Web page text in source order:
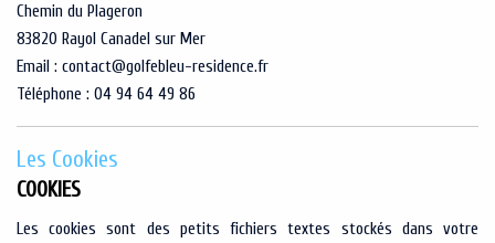
Chemin du Plageron
83820 Rayol Canadel sur Mer
Email : contact@golfebleu-residence.fr
Téléphone : 04 94 64 49 86
Les Cookies
COOKIES
Les cookies sont des petits fichiers textes stockés dans votre